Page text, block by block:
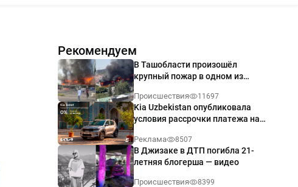
Рекомендуем
В Ташобласти произошёл
крупный пожар в одном из
Происшествия 11697
Kia Uzbekistan опубликовала
условия рассрочки платежа на
годовых
Реклама 8507
В Джизаке в ДТП погибла 21-
летняя блогерша — видео
Происшествия 8399